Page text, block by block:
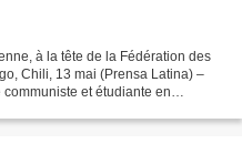
à la tête de la Fédération des
Chili, 13 mai (Prensa Latina) –
et étudiante en